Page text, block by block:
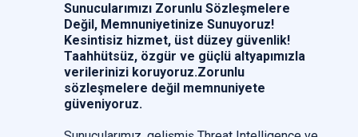
Sunucularımızı Zorunlu Sözleşmelere
Değil, Memnuniyetinize Sunuyoruz!
Kesintisiz hizmet, üst düzey güvenlik!
Taahhütsüz, özgür ve güçlü altyapımızla
verilerinizi koruyoruz.Zorunlu
sözleşmelere değil memnuniyete
güveniyoruz.